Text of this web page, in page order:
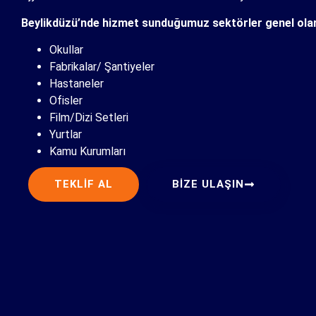
Beylikdüzü’nde hizmet sunduğumuz sektörler genel
Okullar
Fabrikalar/ Şantiyeler
Hastaneler
Ofisler
Film/Dizi Setleri
Yurtlar
Kamu Kurumları
TEKLIF AL BIZE ULAŞIN